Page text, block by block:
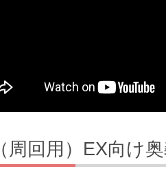
（周回用）EX向け